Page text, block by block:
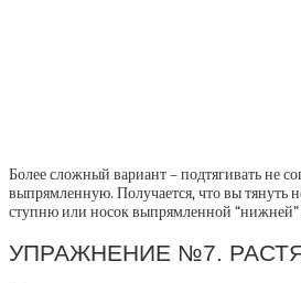
Более сложный вариант – подтягивать не
выпрямленную. Получается, что вы тянуть
ступню или носок выпрямленной “нижней”
УПРАЖНЕНИЕ №7.